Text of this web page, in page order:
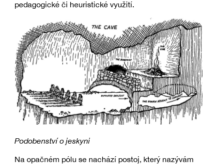
pedagogické či heuristické využití.
Podobenství o jeskyni
Na opačném pólu se nachází postoj, který nazývám